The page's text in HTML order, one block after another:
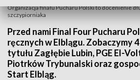
Organizacja finału Pucharu Polski to docenienie
szczypiorniaka
Przed nami Final Four Pucharu
ręcznych w Elblągu. Zobaczymy
tytułu Zagłębie Lubin, PGE El-
Piotrków Trybunalski oraz
Start Elbląg.